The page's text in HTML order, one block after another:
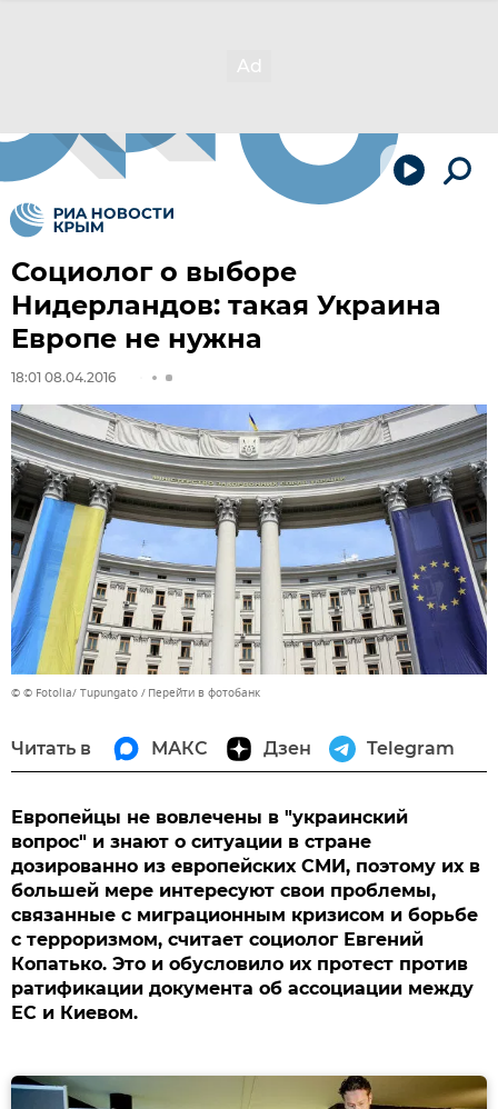
Социолог о выборе
Нидерландов: такая Украина
Европе не нужна
18:01 08.04.2016
© © Fotolia/ Tupungato Перейти в фотобанк
Читать в МАКС Дзен Telegram
Европейцы не вовлечены в "украинский
вопрос" и знают о ситуации в стране
дозированно из европейских СМИ, поэтому их в
большей мере интересуют свои проблемы,
связанные с миграционным кризисом и борьбе
с терроризмом, считает социолог Евгений
Копатько. Это и обусловило их протест против
ратификации документа об ассоциации между
ЕС и Киевом.